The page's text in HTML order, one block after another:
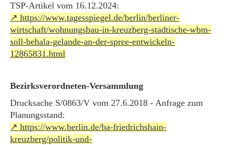
TSP-Artikel vom 16.12.2024:
https://www.tagesspiegel.de/berlin/berliner-
wirtschaft/wohnungsbau-in-kreuzberg-stadtische-wbm-
soll-behala-gelande-an-der-spree-entwickeln-
12865831.html
Bezirksverordneten-Versammlung
Drucksache S/0863/V vom 27.6.2018 - Anfrage zum
Planungsstand:
https://www.berlin.de/ba-friedrichshain-
kreuzberg/politik-und-